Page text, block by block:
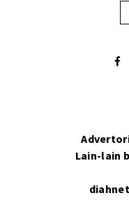
Lain-lain